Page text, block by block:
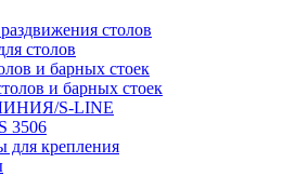
столов
столов
и барных стоек
и барных стоек
S-LINE
3506
крепления